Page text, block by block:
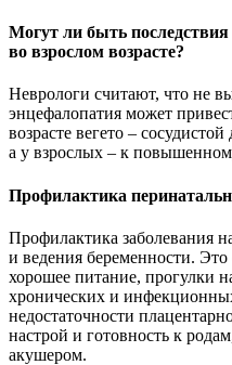
Могут ли быть
во взрослом возрасте?
Неврологи считают, что не
энцефалопатия может
возрасте вегето –
а у взрослых – к
Профилактика
Профилактика заболевания
и ведения беременности.
хорошее питание, прогулки
хронических и
недостаточности
настрой и готовность к
акушером.